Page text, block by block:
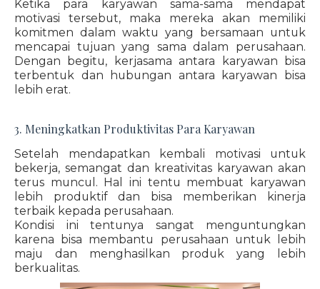
Ketika para karyawan sama-sama mendapat
motivasi tersebut, maka mereka akan memiliki
komitmen dalam waktu yang bersamaan untuk
mencapai tujuan yang sama dalam perusahaan.
Dengan begitu, kerjasama antara karyawan bisa
terbentuk dan hubungan antara karyawan bisa
lebih erat.
3. Meningkatkan Produktivitas Para Karyawan
Setelah mendapatkan kembali motivasi untuk
bekerja, semangat dan kreativitas karyawan akan
terus muncul. Hal ini tentu membuat karyawan
lebih produktif dan bisa memberikan kinerja
terbaik kepada perusahaan.
Kondisi ini tentunya sangat menguntungkan
karena bisa membantu perusahaan untuk lebih
maju dan menghasilkan produk yang lebih
berkualitas.